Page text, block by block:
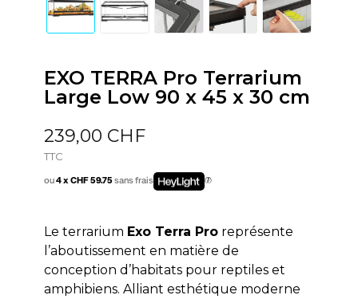
EXO TERRA Pro Terrarium
Large Low 90 x 45 x 30 cm
239,00 CHF
TTC
ou4 x CHF 59.75sans frais
Le terrarium Exo Terra Proreprésente
l’aboutissement en matière de
conception d’habitats pour reptiles et
amphibiens. Alliant esthétique moderne